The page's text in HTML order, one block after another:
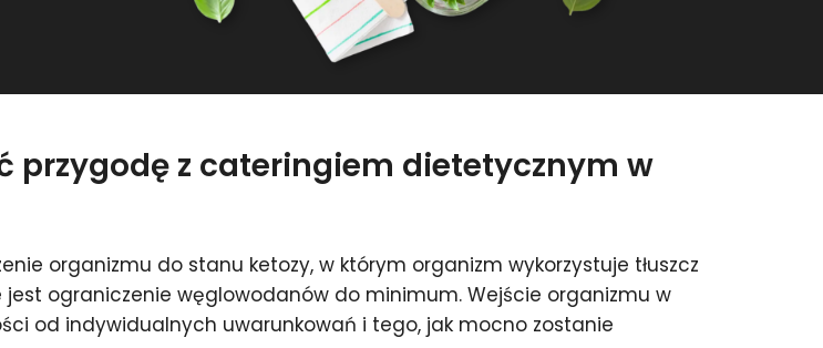
przygodę z cateringiem dietetycznym w
organizmu do stanu ketozy, w którym organizm wykorzystuje tłuszcz
jest ograniczenie węglowodanów do minimum. Wejście organizmu w
od indywidualnych uwarunkowań i tego, jak mocno zostanie